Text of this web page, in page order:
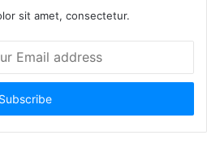
sit amet, consectetur.